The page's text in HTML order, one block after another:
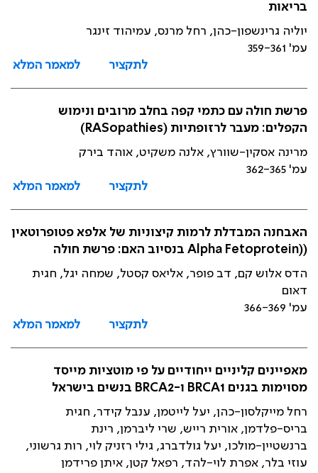
בריאות
יוליה גרינשפון-כהן, רחל מרנס, עמיהוד זינגר
עמ' 359-361
לתקציר
למאמר המלא
פרשת חולה עם כתמי קפה בחלב מרובים ונימוש
הקפלים: מעבר לרזופתיות (RASopathies)
מרינה אסקין-שוורץ, אלנה משקיט, אוהד בירק
עמ' 362-365
לתקציר
למאמר המלא
האבחנה המבדלת לרמות קיצוניות של אלפא פטופרוטאין
((Alpha Fetoprotein בנסיוב האם: פרשת חולה
הדס אלוש קם, דב פופר, אליאס קסטל, שמחה יגל, חגית
דאום
עמ' 366-369
לתקציר
למאמר המלא
מאפיינים קליניים ייחודיים על פי מוטציות מייסד
מסוימות בגנים BRCA1 ו-BRCA2 בנשים בישראל
רחל מייקלסון-כהן, יעל לייטמן, ענבל קידר, חגית
בריס-פלדמן, אורית רייש, שרי ליברמן, רינת
ברנשטיין-מולכו, יעל גולדברג, גילי רזניק לוי, רות גרשוני,
עוזי בלר, אפרת לוי-להד, רפאל קטן, איתן פרידמן